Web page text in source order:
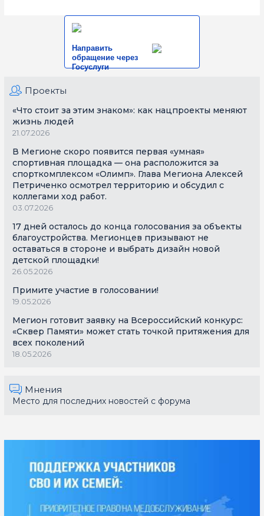
Направить
обращение через
Госуслуги
Проекты
«Что стоит за этим знаком»: как нацпроекты меняют
жизнь людей
21.07.2026
В Мегионе скоро появится первая «умная»
спортивная площадка — она расположится за
спорткомплексом «Олимп». Глава Мегиона Алексей
Петриченко осмотрел территорию и обсудил с
коллегами ход работ.
03.07.2026
17 дней осталось до конца голосования за объекты
благоустройства. Мегионцев призывают не
оставаться в стороне и выбрать дизайн новой
детской площадки!
26.05.2026
Примите участие в голосовании!
19.05.2026
Мегион готовит заявку на Всероссийский конкурс:
«Сквер Памяти» может стать точкой притяжения для
всех поколений
18.05.2026
Мнения
Место для последних новостей с форума